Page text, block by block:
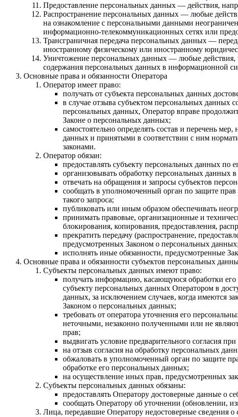
Предоставление персональных данных — действия,
Распространение персональных данных — любые
на ознакомление с персональными данными
информационно-телекоммуникационных сетях или
Трансграничная передача персональных данных —
иностранному физическому или иностранному
Уничтожение персональных данных — любые действия,
содержания персональных данных в информационной
Основные права и обязанности Оператора
Оператор имеет право:
получать от субъекта персональных данных
в случае отзыва субъектом персональных данных
персональных данных, Оператор вправе
Законе о персональных данных;
самостоятельно определять состав и перечень
данных и принятыми в соответствии с ним
законами.
Оператор обязан:
предоставлять субъекту персональных данных
организовывать обработку персональных данных
отвечать на обращения и запросы субъектов
сообщать в уполномоченный орган по защите
такого запроса;
публиковать или иным образом обеспечивать
принимать правовые, организационные и
блокирования, копирования, предоставления,
прекратить передачу (распространение,
предусмотренных Законом о персональных данных;
исполнять иные обязанности, предусмотренные
Основные права и обязанности субъектов персональных
Субъекты персональных данных имеют право:
получать информацию, касающуюся обработки
субъекту персональных данных Оператором в
данных, за исключением случаев, когда имеются
Законом о персональных данных;
требовать от оператора уточнения его
неточными, незаконно полученными или не
прав;
выдвигать условие предварительного согласия
на отзыв согласия на обработку персональных
обжаловать в уполномоченный орган по защите
обработке его персональных данных;
на осуществление иных прав, предусмотренных
Субъекты персональных данных обязаны:
предоставлять Оператору достоверные данные о
сообщать Оператору об уточнении (обновлении,
Лица, передавшие Оператору недостоверные сведения о